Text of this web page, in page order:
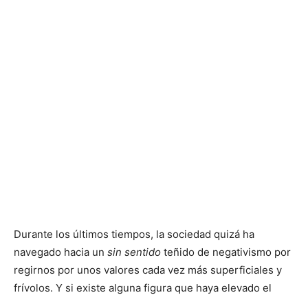
Durante los últimos tiempos, la sociedad quizá ha
navegado hacia un sin sentido teñido de negativismo por
regirnos por unos valores cada vez más superficiales y
frívolos. Y si existe alguna figura que haya elevado el